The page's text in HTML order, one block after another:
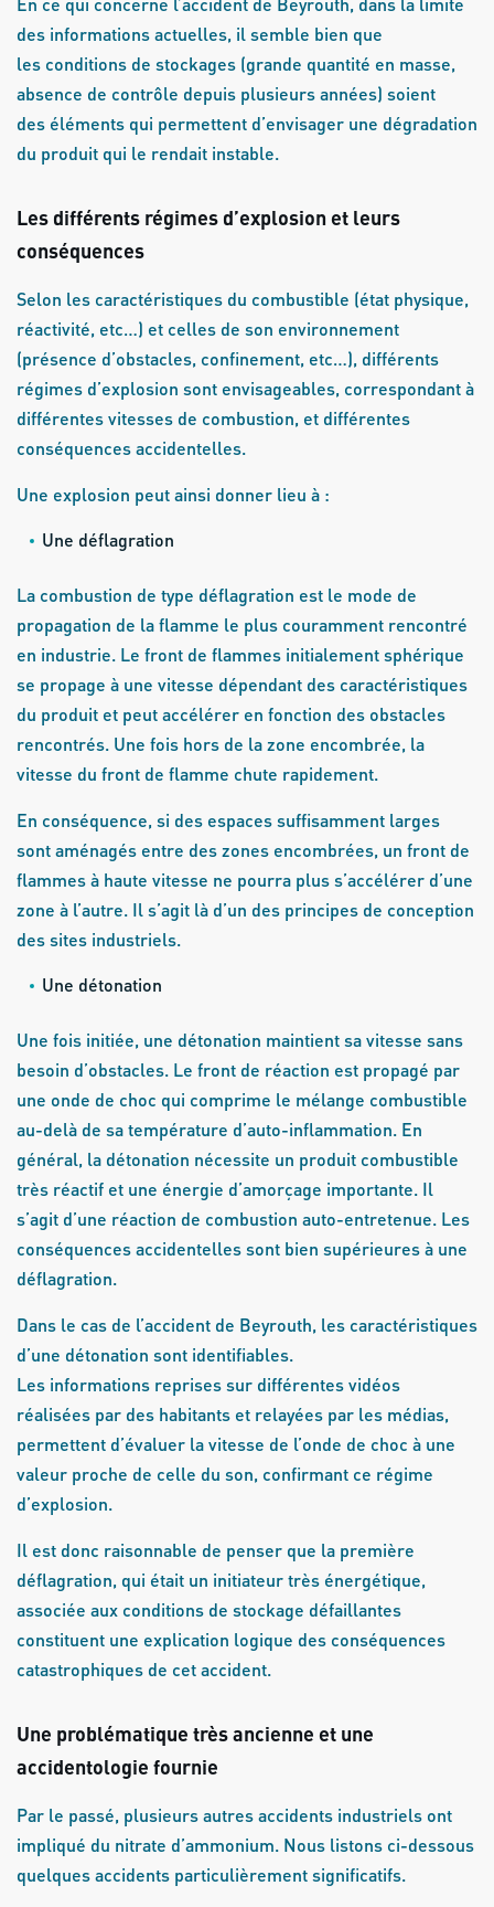
des informations actuelles, il semble bien que
les conditions de stockages (grande quantité en masse,
absence de contrôle depuis plusieurs années) soient
des éléments qui permettent d’envisager une dégradation
du produit qui le rendait instable.
Les différents régimes d’explosion et leurs
conséquences
Selon les caractéristiques du combustible (état physique,
réactivité, etc…) et celles de son environnement
(présence d’obstacles, confinement, etc…), différents
régimes d’explosion sont envisageables, correspondant à
différentes vitesses de combustion, et différentes
conséquences accidentelles.
Une explosion peut ainsi donner lieu à :
Une déflagration
La combustion de type déflagration est le mode de
propagation de la flamme le plus couramment rencontré
en industrie. Le front de flammes initialement sphérique
se propage à une vitesse dépendant des caractéristiques
du produit et peut accélérer en fonction des obstacles
rencontrés. Une fois hors de la zone encombrée, la
vitesse du front de flamme chute rapidement.
En conséquence, si des espaces suffisamment larges
sont aménagés entre des zones encombrées, un front de
flammes à haute vitesse ne pourra plus s’accélérer d’une
zone à l’autre. Il s’agit là d’un des principes de conception
des sites industriels.
Une détonation
Une fois initiée, une détonation maintient sa vitesse sans
besoin d’obstacles. Le front de réaction est propagé par
une onde de choc qui comprime le mélange combustible
au-delà de sa température d’auto-inflammation. En
général, la détonation nécessite un produit combustible
très réactif et une énergie d’amorçage importante. Il
s’agit d’une réaction de combustion auto-entretenue. Les
conséquences accidentelles sont bien supérieures à une
déflagration.
Dans le cas de l’accident de Beyrouth, les caractéristiques
d’une détonation sont identifiables.
Les informations reprises sur différentes vidéos
réalisées par des habitants et relayées par les médias,
permettent d’évaluer la vitesse de l’onde de choc à une
valeur proche de celle du son, confirmant ce régime
d’explosion.
Il est donc raisonnable de penser que la première
déflagration, qui était un initiateur très énergétique,
associée aux conditions de stockage défaillantes
constituent une explication logique des conséquences
catastrophiques de cet accident.
Une problématique très ancienne et une
accidentologie fournie
Par le passé, plusieurs autres accidents industriels ont
impliqué du nitrate d’ammonium. Nous listons ci-dessous
quelques accidents particulièrement significatifs.